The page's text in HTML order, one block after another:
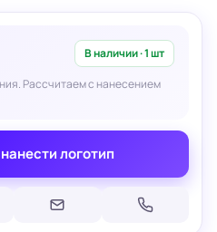
В наличии · 1 шт
Рассчитаем с нанесением
логотип